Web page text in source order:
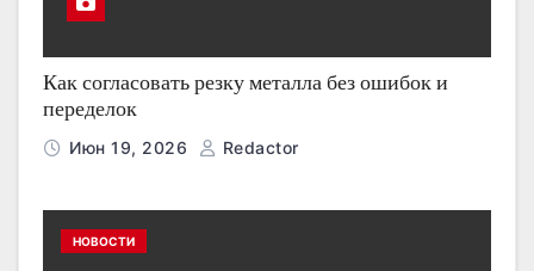
Как согласовать резку металла без ошибок и
переделок
Июн 19, 2026 Redactor
НОВОСТИ